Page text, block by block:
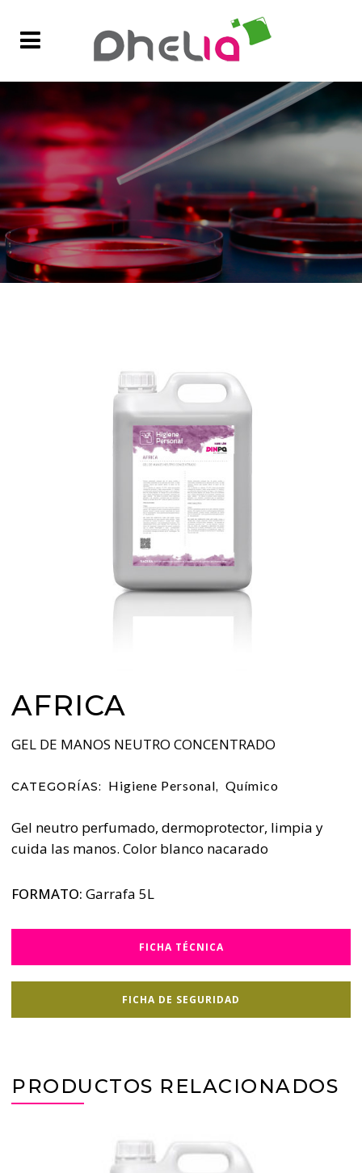
AFRICA
GEL DE MANOS NEUTRO CONCENTRADO
CATEGORÍAS: Higiene Personal, Químico
Gel neutro perfumado, dermoprotector, limpia y
cuida las manos. Color blanco nacarado
FORMATO: Garrafa 5L
FICHA TÉCNICA
FICHA DE SEGURIDAD
PRODUCTOS RELACIONADOS